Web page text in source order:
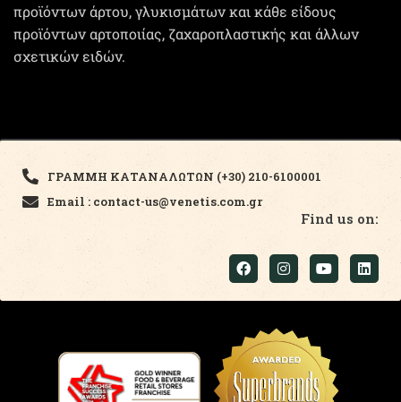
προϊόντων άρτου, γλυκισμάτων και κάθε είδους
προϊόντων αρτοποιίας, ζαχαροπλαστικής και άλλων
σχετικών ειδών.
ΓΡΑΜΜΗ ΚΑΤΑΝΑΛΩΤΩΝ (+30) 210-6100001
Email : contact-us@venetis.com.gr
Find us on: